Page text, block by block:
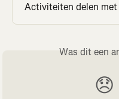
Activiteiten delen met
Was dit een
😞